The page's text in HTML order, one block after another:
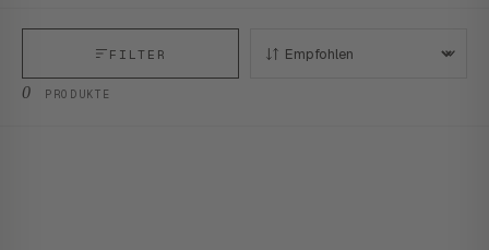
0 PRODUKTE
FILTER SORTIEREN: